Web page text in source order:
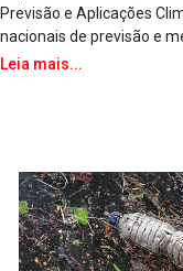
Previsão e Aplicações
nacionais de previsão e
Leia mais...